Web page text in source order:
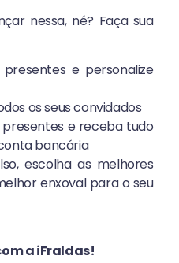
nessa, né? Faça sua
e personalize
os seus convidados
e receba tudo
bancária
escolha as melhores
enxoval para o seu
a iFraldas!